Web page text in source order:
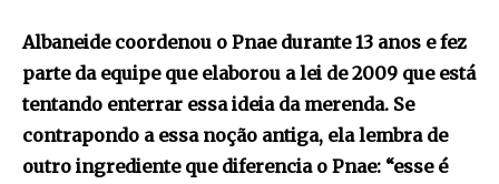
Albaneide coordenou o Pnae durante 13 anos e fez
parte da equipe que elaborou a lei de 2009 que está
tentando enterrar essa ideia da merenda. Se
contrapondo a essa noção antiga, ela lembra de
outro ingrediente que diferencia o Pnae: “esse é